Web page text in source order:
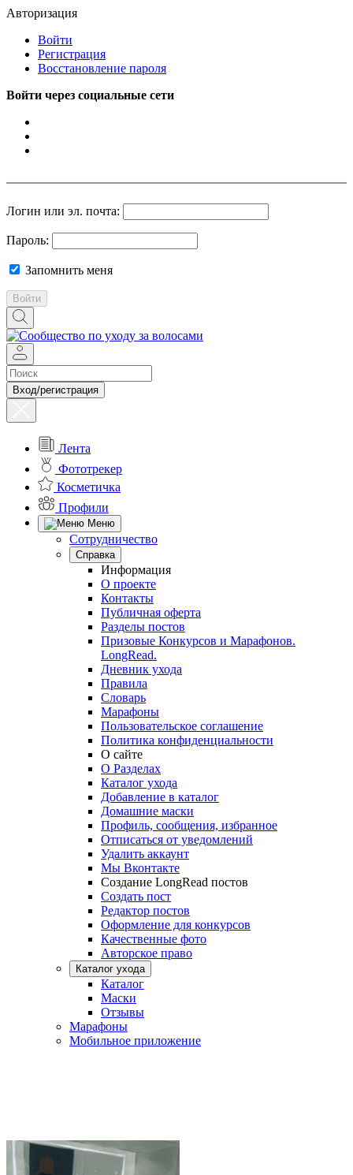
Авторизация
Войти
Регистрация
Восстановление пароля
Войти через социальные сети
Логин или эл. почта:
Пароль:
Запомнить меня
Войти
Вход/регистрация
Лента
Фототрекер
Косметичка
Профили
Меню
Сотрудничество
Справка
Информация
О проекте
Контакты
Публичная оферта
Разделы постов
Призовые Конкурсов и Марафонов.
LongRead.
Дневник ухода
Правила
Словарь
Марафоны
Пользовательское соглашение
Политика конфиденциальности
О сайте
О Разделах
Каталог ухода
Добавление в каталог
Домашние маски
Профиль, сообщения, избранное
Отписаться от уведомлений
Удалить аккаунт
Мы Вконтакте
Создание LongRead постов
Создать пост
Редактор постов
Оформление для конкурсов
Качественные фото
Авторское право
Каталог ухода
Каталог
Маски
Отзывы
Марафоны
Мобильное приложение